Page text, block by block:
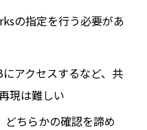
の指定を行う必要があ
アクセスするなど、共
現は難しい
ちらかの確認を諦め